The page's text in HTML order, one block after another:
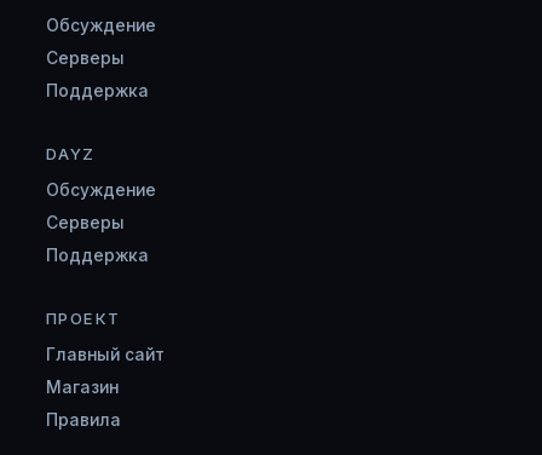
Обсуждение
Серверы
Поддержка
DAYZ
Обсуждение
Серверы
Поддержка
ПРОЕКТ
Главный сайт
Магазин
Правила